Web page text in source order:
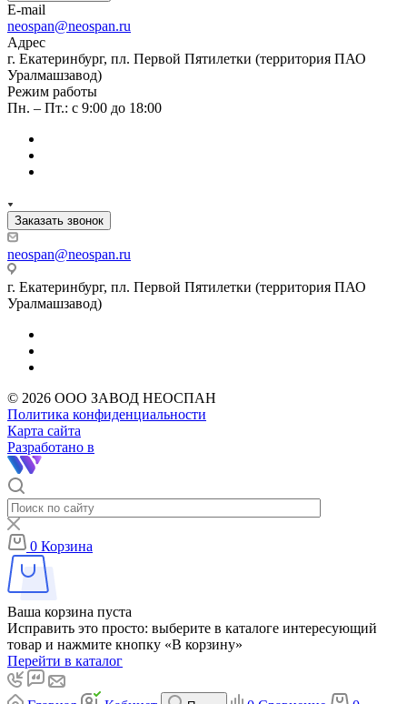
E-mail
neospan@neospan.ru
Адрес
г. Екатеринбург, пл. Первой Пятилетки (территория ПАО
Уралмашзавод)
Режим работы
Пн. – Пт.: с 9:00 до 18:00
Заказать звонок
neospan@neospan.ru
г. Екатеринбург, пл. Первой Пятилетки (территория ПАО
Уралмашзавод)
© 2026 ООО ЗАВОД НЕОСПАН
Политика конфиденциальности
Карта сайта
Разработано в
0 Корзина
Ваша корзина пуста
Исправить это просто: выберите в каталоге интересующий
товар и нажмите кнопку «В корзину»
Перейти в каталог